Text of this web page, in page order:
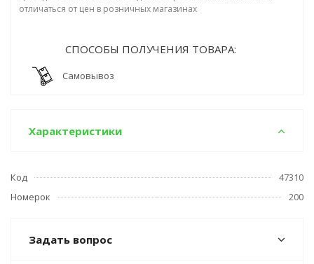
отличаться от цен в розничных магазинах
СПОСОБЫ ПОЛУЧЕНИЯ ТОВАРА:
Самовывоз
Характеристики
Код
47310
Номерок
200
Задать вопрос